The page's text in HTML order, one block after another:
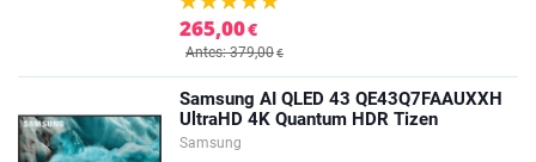
265,00€
Antes: 379,00€
Samsung AI QLED 43 QE43Q7FAAUXXH
UltraHD 4K Quantum HDR Tizen
Samsung